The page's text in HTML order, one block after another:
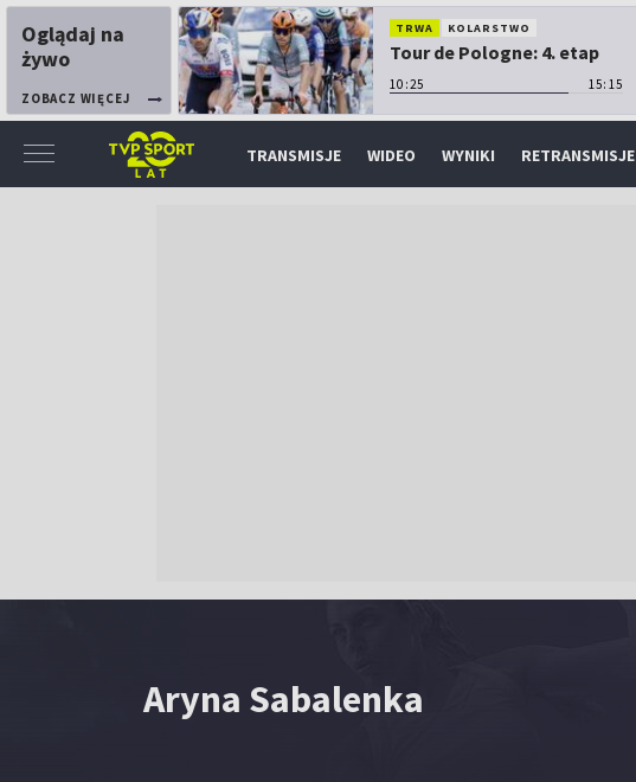
Oglądaj na
żywo
ZOBACZ WIĘCEJ
TRWA KOLARSTWO
Tour de Pologne: 4. etap
10:25 15:15
TRANSMISJE WIDEO WYNIKI RETRANSMISJE
Aryna Sabalenka